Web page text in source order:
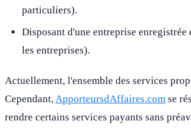
particuliers).
Disposant d'une entreprise enregistrée
les entreprises).
Actuellement, l'ensemble des services
Cependant,ApporteursdAffaires.com se
rendre certains services payants sans